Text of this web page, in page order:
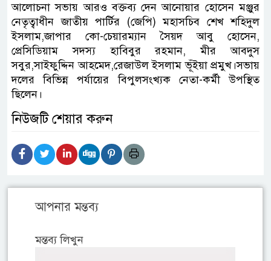
আলোচনা সভায় আরও বক্তব্য দেন আনোয়ার হোসেন মঞ্জুর
নেতৃত্বাধীন জাতীয় পার্টির (জেপি) মহাসচিব শেখ শহিদুল
ইসলাম,জাপার কো-চেয়ারম্যান সৈয়দ আবু হোসেন,
প্রেসিডিয়াম সদস্য হাবিবুর রহমান, মীর আবদুস
সবুর,সাইফুদ্দিন আহমেদ,রেজাউল ইসলাম ভূঁইয়া প্রমুখ।সভায়
দলের বিভিন্ন পর্যায়ের বিপুলসংখ্যক নেতা-কর্মী উপস্থিত
ছিলেন।
নিউজটি শেয়ার করুন
আপনার মন্তব্য
মন্তব্য লিখুন